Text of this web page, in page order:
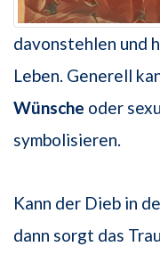
davonstehlen und
Leben. Generell
Wünsche oder
symbolisieren.
Kann der Dieb in
dann sorgt das